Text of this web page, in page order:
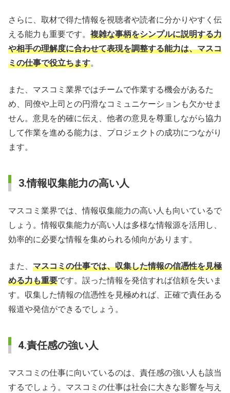
さらに、取材で得た情報を視聴者や読者に分かりやすく伝
える能力も重要です。 複雑な事柄をシンプルに説明する力
や相手の理解度に合わせて表現を調整する能力は、マスコ
ミの仕事で役立ちます。
また、マスコミ業界ではチームで作業する機会があるた
め、同僚や上司との円滑なコミュニケーションも欠かせま
せん。意見を的確に伝え、他者の意見を尊重しながら協力
して作業を進める能力は、プロジェクトの成功につながり
ます。
3.情報収集能力の高い人
マスコミ業界では、情報収集能力の高い人も向いているで
しょう。情報収集能力が高い人は多様な情報源を活用し、
効率的に必要な情報を集められる傾向があります。
また、 マスコミの仕事では、収集した情報の信憑性を見極
める力も重要です。誤った情報を発信すれば信頼を失いま
す。収集した情報の信憑性を見極めれば、正確で責任ある
報道や発信ができるでしょう。
4.責任感の強い人
マスコミの仕事に向いているのは、責任感の強い人も該当
するでしょう。マスコミの仕事は社会に大きな影響を与え